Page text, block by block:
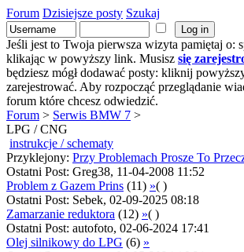
Forum Dzisiejsze posty Szukaj
Jeśli jest to Twoja pierwsza wizyta pamiętaj o:
klikając w powyższy link. Musisz się
będziesz mógł dodawać posty: kliknij
zarejestrować. Aby rozpocząć przeglądanie
forum które chcesz odwiedzić.
Forum > Serwis BMW 7 >
LPG / CNG
instrukcje / schematy
Przyklejony: Przy Problemach Prosze To
Ostatni Post: Greg38, 11-04-2008 11:52
Problem z Gazem Prins (11) »( )
Ostatni Post: Sebek, 02-09-2025 08:18
Zamarzanie reduktora (12) »( )
Ostatni Post: autofoto, 02-06-2024 17:41
Olej silnikowy do LPG (6) »